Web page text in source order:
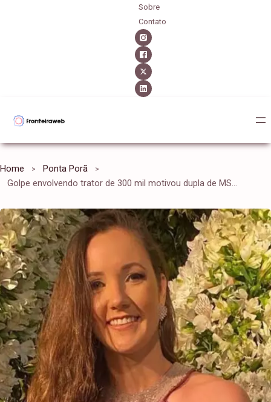
Sobre
Contato
Home
Ponta Porã
Golpe envolvendo trator de 300 mil motivou dupla de MS a matar médica